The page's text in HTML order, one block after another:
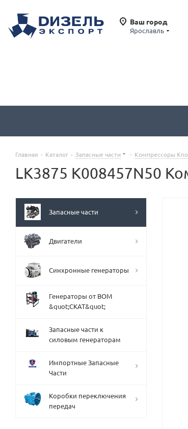
Ваш город
Ярославль
Главная - Каталог - Запасные части - Компрессоры
LK3875 K008457N50
Запасные части
Двигатели
Синхронные генераторы
Генераторы от ВОМ
&quot;СКАТ&quot;
Запасные части к
силовым генераторам
Импортные Запасные
Части
Коробки переключения
передач